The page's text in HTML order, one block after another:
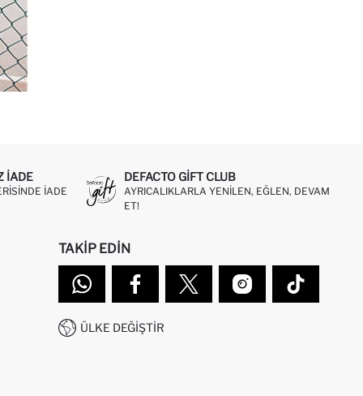
IADE
IADE
DEFACTO GIFT CLUB
AYRICALIKLARLA YENILEN, EĞLEN, DEVAM
ET!
TAKIP EDIN
ÜLKE DEĞIŞTIR